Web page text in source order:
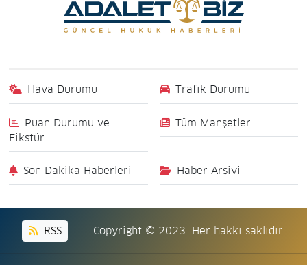
Hava Durumu Trafik Durumu
Puan Durumu ve
Fikstür
Tüm Manşetler
Son Dakika Haberleri Haber Arşivi
RSS Copyright © 2023. Her hakkı saklıdır.